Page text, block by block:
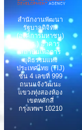
สำนักงานพัฒนา
รัฐบาลดิจิทัล
(องค์การมหาชน)
(สพร.) อาคาร
สถาบันเพื่อการ
ยุติธรรมแห่ง
ประเทศไทย (TIJ)
ชั้น 4 เลขที่ 999
ถนนแจ้งวัฒนะ
แขวงทุ่งสองห้อง
เขตหลักสี่
กรุงเทพฯ 10210